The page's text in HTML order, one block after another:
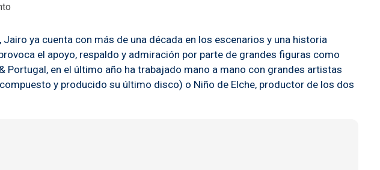
ya cuenta con más de una década en los escenarios y una historia
el apoyo, respaldo y admiración por parte de grandes figuras como
Portugal, en el último año ha trabajado mano a mano con grandes artistas
y producido su último disco) o Niño de Elche, productor de los dos